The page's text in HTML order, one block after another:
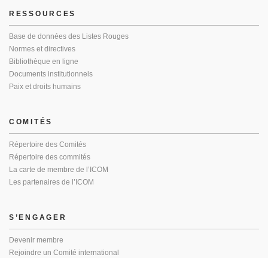
RESSOURCES
Base de données des Listes Rouges
Normes et directives
Bibliothèque en ligne
Documents institutionnels
Paix et droits humains
COMITÉS
Répertoire des Comités
Répertoire des commités
La carte de membre de l’ICOM
Les partenaires de l’ICOM
S’ENGAGER
Devenir membre
Rejoindre un Comité international